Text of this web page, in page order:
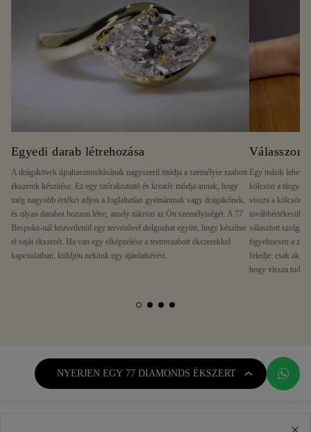
Egyedi darab létrehozása
A drágakövek újrahasznosításának nagyszerű módja a személyre szabott
ékszerek készítése. Ez egy szórakoztató és kreatív módja annak, hogy
még nagyobb értéket adjon a foglaltatlan gyémántnak vagy drágakőnek,
és olyan darabot hozzon létre, amely tükrözi az Ön személyiségét. A 77
Bespoke-nál közvetlenül egy tervezővel dolgozhat együtt, hogy készítse
el saját ékszerét. Ha van egy elképzelése a testreszabott ékszerekkel
kapcsolatban, küldjön nekünk egy ajánlatkérést.
Válasszon
Egy másik
kölcsön a
vissza a kölcsönt,
választott
figyelmesen a
feledje: csak
hogy vissza tudja
NYERJEN EGY 77 DIAMONDS ÉKSZERT